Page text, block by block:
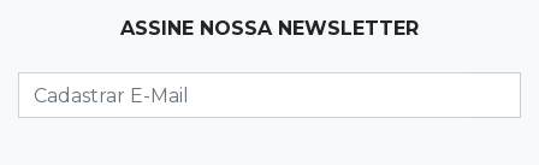
Inter perde para o Corinthians mas avança às
quartas da Copa do Brasil
ASSINE NOSSA NEWSLETTER